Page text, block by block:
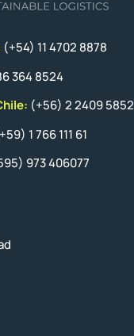
(+54) 11 4702 8878
364 8524
(+56) 2 2409 5852
1 766 111 61
973 406077